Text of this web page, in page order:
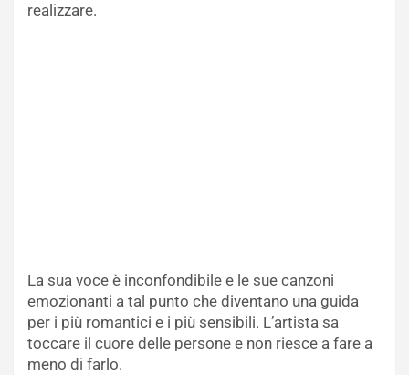
realizzare.
La sua voce è inconfondibile e le sue canzoni
emozionanti a tal punto che diventano una guida
per i più romantici e i più sensibili. L’artista sa
toccare il cuore delle persone e non riesce a fare a
meno di farlo.